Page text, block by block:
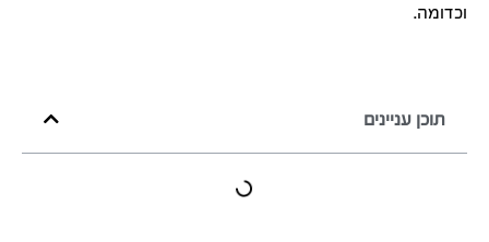
וכדומה.
תוכן עניינים